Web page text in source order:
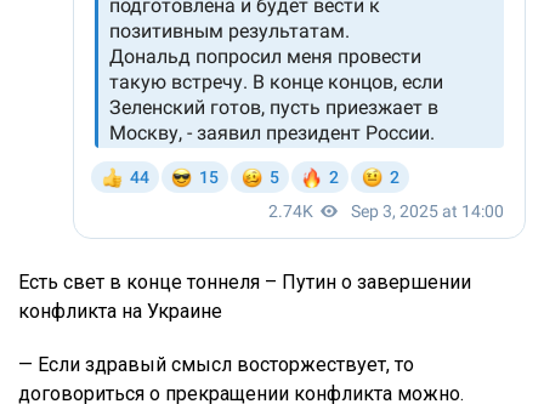
Есть свет в конце тоннеля – Путин о завершении
конфликта на Украине
— Если здравый смысл восторжествует, то
договориться о прекращении конфликта можно.